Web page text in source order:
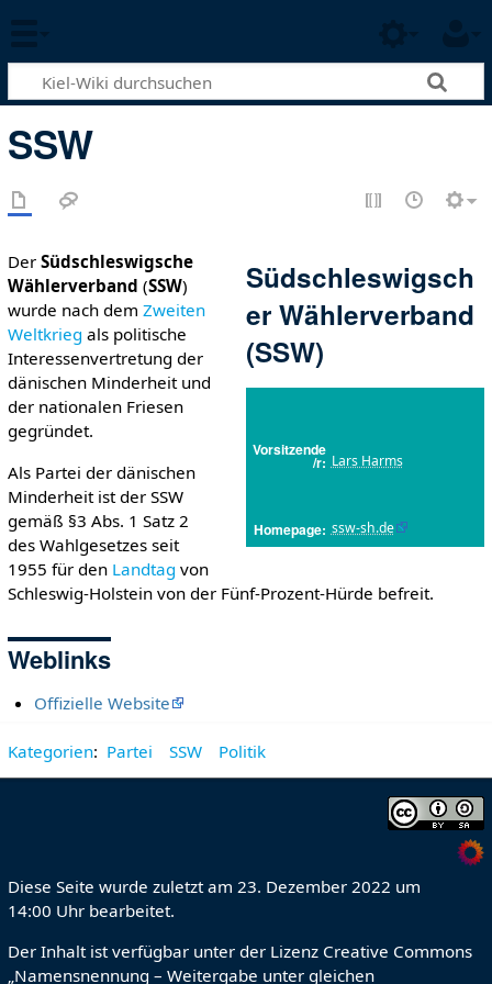
SSW
Südschleswigsch
er Wählerverband
(SSW)
Vorsitzende
/r Lars Harms
Homepage ssw-sh.de
Der Südschleswigsche
Wählerverband (SSW)
wurde nach dem Zweiten
Weltkrieg als politische
Interessenvertretung der
dänischen Minderheit und
der nationalen Friesen
gegründet.
Als Partei der dänischen
Minderheit ist der SSW
gemäß §3 Abs. 1 Satz 2
des Wahlgesetzes seit
1955 für den Landtag von
Schleswig-Holstein von der Fünf-Prozent-Hürde befreit.
Weblinks
Offizielle Website
Kategorien: Partei SSW Politik
Diese Seite wurde zuletzt am 23. Dezember 2022 um
14:00 Uhr bearbeitet.
Der Inhalt ist verfügbar unter der Lizenz Creative Commons
„Namensnennung – Weitergabe unter gleichen